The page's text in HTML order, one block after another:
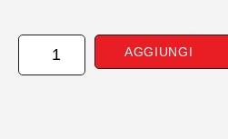
PARAURTI
POSTERIORE
AGGIUNGI